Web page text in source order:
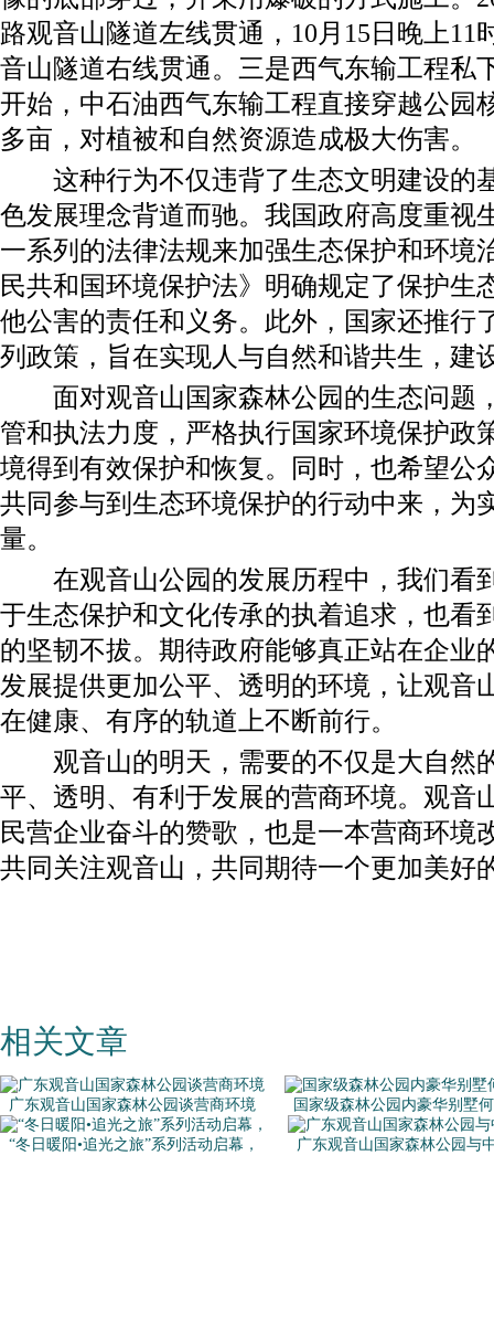
路观音山隧道左线贯通，10月15日晚上11
音山隧道右线贯通。三是西气东输工程私
开始，中石油西气东输工程直接穿越公园
多亩，对植被和自然资源造成极大伤害。
这种行为不仅违背了生态文明建设的
色发展理念背道而驰。我国政府高度重视
一系列的法律法规来加强生态保护和环境
民共和国环境保护法》明确规定了保护生
他公害的责任和义务。此外，国家还推行
列政策，旨在实现人与自然和谐共生，建
面对观音山国家森林公园的生态问题
管和执法力度，严格执行国家环境保护政
境得到有效保护和恢复。同时，也希望公
共同参与到生态环境保护的行动中来，为
量。
在观音山公园的发展历程中，我们看
于生态保护和文化传承的执着追求，也看
的坚韧不拔。期待政府能够真正站在企业
发展提供更加公平、透明的环境，让观音
在健康、有序的轨道上不断前行。
观音山的明天，需要的不仅是大自然
平、透明、有利于发展的营商环境。观音
民营企业奋斗的赞歌，也是一本营商环境
共同关注观音山，共同期待一个更加美好
相关文章
广东观音山国家森林公园谈营商环境 国家级森林公园内豪华别墅
“冬日暖阳•追光之旅”系列活动启幕， 广东观音山国家森林公园与